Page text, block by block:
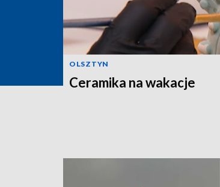
OLSZTYN
Ceramika na wakacje